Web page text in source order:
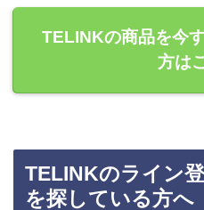
TELINKの商品を今
方は
TELINKのライン
を探している方へ